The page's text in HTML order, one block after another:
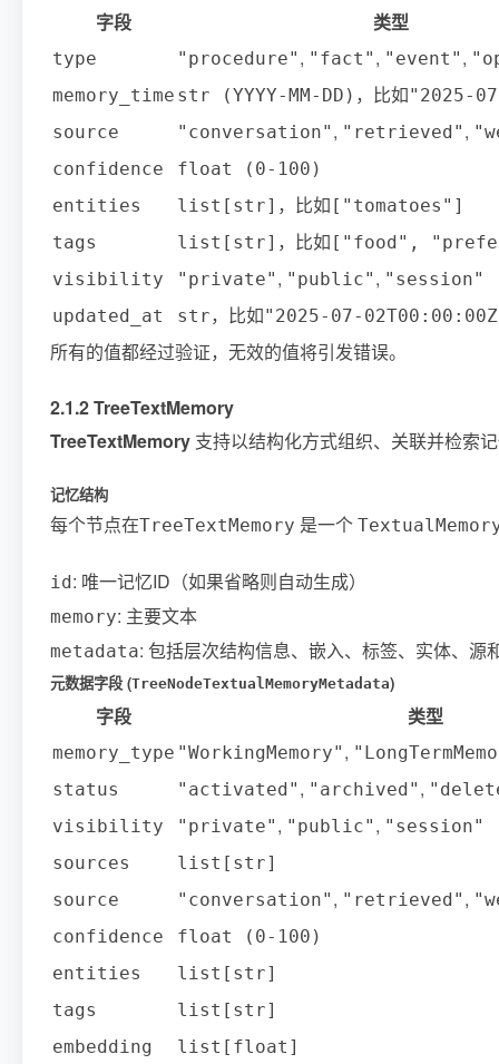
字段 类型
type "procedure" , "fact" , "event" ,
memory_time str (YYYY-MM-DD) ，比如"2025-
source
"conversation" , "retrieved" ,
confidence
float (0-100)
entities
list[str] ，比如 ["tomatoes"]
tags
list[str] ，比如 ["food",
visibility
"private" , "public" , "session"
updated_at
str，比如"2025-07-
所有的值都经过验证，无效的值将引发错误。
2.1.2 TreeTextMemory
TreeTextMemory 支持以结构化方式组织、关联并检索
记忆结构
每个节点在TreeTextMemory 是一个
id: 唯一记忆ID（如果省略则自动生成）
memory: 主要文本
metadata: 包括层次结构信息、嵌入、标签、实体、源
元数据字段 (TreeNodeTextualMemoryMetadata)
字段 类型
memory_type "WorkingMemory" ,
status
"activated" , "archived" ,
visibility
"private" , "public" , "session"
sources
list[str]
source
"conversation" , "retrieved" ,
confidence
float (0-100)
entities
list[str]
tags
list[str]
embedding
list[float]